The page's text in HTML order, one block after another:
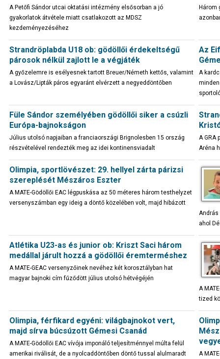
A Petőfi Sándor utcai oktatási intézmény elsősorban a jó
gyakorlatok átvétele miatt csatlakozott az MDSZ
kezdeményezéséhez
Három
Strandröplabda U18 ob: gödöllői érdekeltségű
párosok nélkül zajlott le a végjáték
A győzelemre is esélyesnek tartott Breuer/Németh kettős, valamint
a Lovász/Lipták páros egyaránt elvérzett a negyeddöntőben
Az
A
Füle Sándor személyében gödöllői siker a csúzli
Európa-bajnokságon
Július utolsó napjaiban a franciaországi Brignolesben 15 ország
részvételével rendezték meg az idei kontinensviadalt
A GRA
Aréna
Olimpia, sportlövészet: 29. hellyel zárta párizsi
szereplését Mészáros Eszter
A MATE-Gödöllői EAC légpuskása az 50 méteres három testhelyzet
versenyszámban egy ideig a döntő közelében volt, majd hibázott
András
ahol
Atlétika U23-as és junior ob: Kriszt Saci három
medállal járult hozzá a gödöllői éremterméshez
A MATE-GEAC versenyzőinek nevéhez két korosztályban hat
magyar bajnoki cím fűződött július utolsó hétvégéjén
A
tized
Olimpia, férfikard egyéni: világbajnokot vert,
majd sírva búcsúzott Gémesi Csanád
A MATE-Gödöllői EAC vívója imponáló teljesítménnyel múlta felül
amerikai riválisát, de a nyolcaddöntőben döntő tussal alulmaradt
A